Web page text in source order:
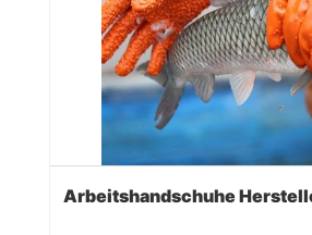
Arbeitshandschuhe